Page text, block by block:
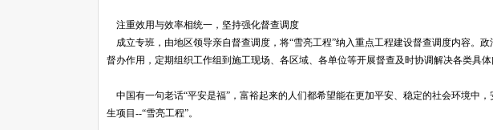
注重效用与效率相统一，坚持强化督查调度
成立专班，由地区领导亲自督查调度，将“雪亮工程”纳入重点工程建设督查调度内容。
督办作用，定期组织工作组到施工现场、各区域、各单位等开展督查及时协调解决各类具体
中国有一句老话“平安是福”，富裕起来的人们都希望能在更加平安、稳定的社会环境中
生项目--“雪亮工程”。